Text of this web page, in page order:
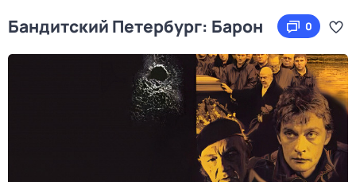
Бандитский Петербург: Барон 0